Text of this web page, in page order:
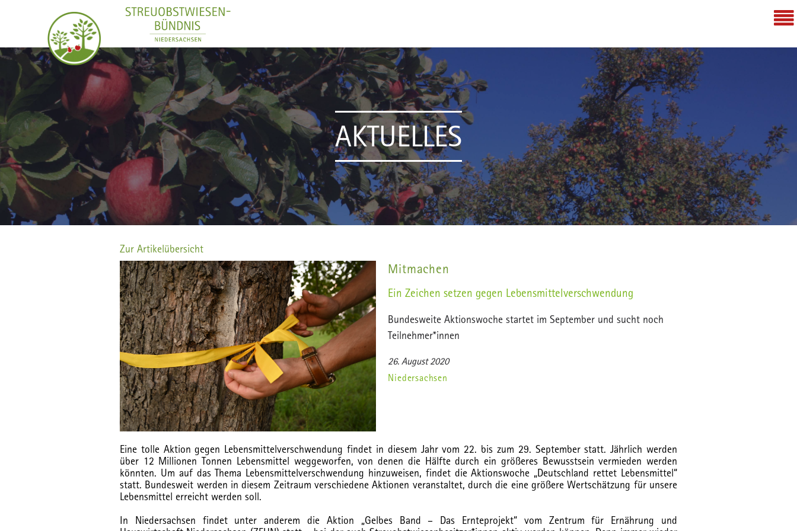
AKTUELLES
Zur Artikelübersicht
Mitmachen
Ein Zeichen setzen gegen Lebensmittelverschwendung
Bundesweite Aktionswoche startet im September und sucht noch
Teilnehmer*innen
26. August 2020
Niedersachsen
Eine tolle Aktion gegen Lebensmittelverschwendung findet in diesem Jahr vom 22. bis zum 29. September statt. Jährlich werden
über 12 Millionen Tonnen Lebensmittel weggeworfen, von denen die Hälfte durch ein größeres Bewusstsein vermieden werden
könnten. Um auf das Thema Lebensmittelverschwendung hinzuweisen, findet die Aktionswoche „Deutschland rettet Lebensmittel“
statt. Bundesweit werden in diesem Zeitraum verschiedene Aktionen veranstaltet, durch die eine größere Wertschätzung für unsere
Lebensmittel erreicht werden soll.
In Niedersachsen findet unter anderem die Aktion „Gelbes Band – Das Ernteprojekt“ vom Zentrum für Ernährung und